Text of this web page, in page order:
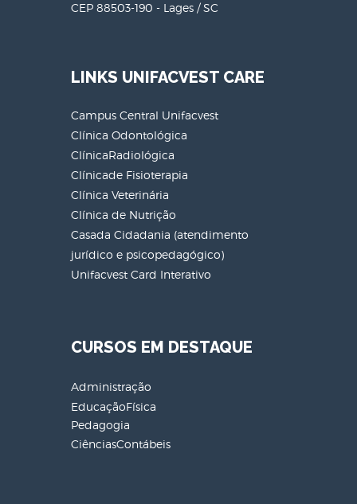
CEP 88503-190 - Lages / SC
LINKS UNIFACVEST CARE
Campus Central Unifacvest
Clínica Odontológica
ClínicaRadiológica
Clínicade Fisioterapia
Clínica Veterinária
Clínica de Nutrição
Casada Cidadania (atendimento
jurídico e psicopedagógico)
Unifacvest Card Interativo
CURSOS EM DESTAQUE
Administração
EducaçãoFísica
Pedagogia
CiênciasContábeis